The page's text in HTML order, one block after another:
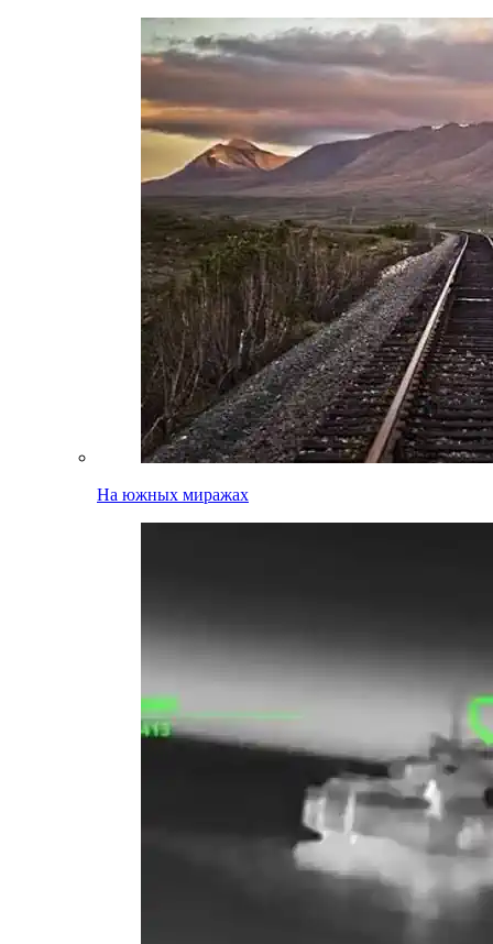
На южных миражах